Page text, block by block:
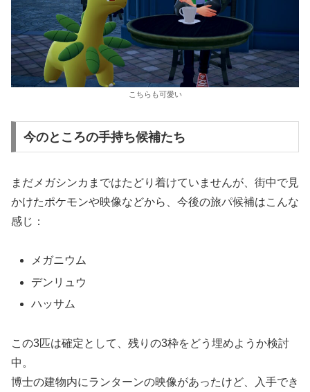
こちらも可愛い
今のところの手持ち候補たち
まだメガシンカまではたどり着けていませんが、街中で見
かけたポケモンや映像などから、今後の旅パ候補はこんな
感じ：
メガニウム
デンリュウ
ハッサム
この3匹は確定として、残りの3枠をどう埋めようか検討
中。
博士の建物内にランターンの映像があったけど、入手でき